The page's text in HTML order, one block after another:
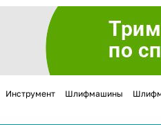
Инструмент Шлифмашины